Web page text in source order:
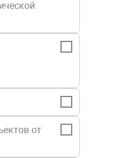
Стволы
Узлы
Установки
Термошкафы
от